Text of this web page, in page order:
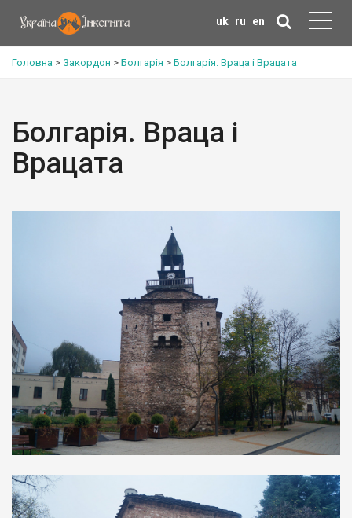
uk ru en
Головна > Закордон > Болгарія > Болгарія. Враца і Врацата
Болгарія. Враца і
Врацата